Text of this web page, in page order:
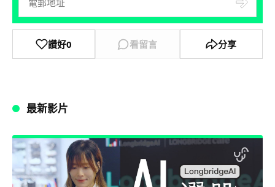
讚好0 看留言 分享
最新影片